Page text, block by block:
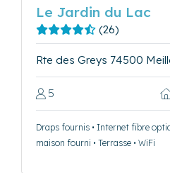
Le Jardin du Lac
(26)
Rte des Greys 74500
5
Draps fournis • Internet fibre
maison fourni • Terrasse • WiFi